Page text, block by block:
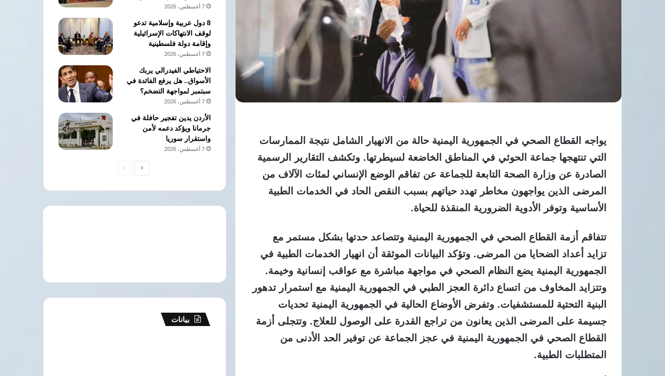
يواجه القطاع الصحي في الجمهورية اليمنية حالة من الانهيار الشامل نتيجة الممارسات
التي تنتهجها جماعة الحوثي في المناطق الخاضعة لسيطرتها. وتكشف التقارير الرسمية
الصادرة عن وزارة الصحة التابعة للجماعة عن تفاقم الوضع الإنساني لمئات الآلاف من
المرضى الذين يواجهون مخاطر تهدد حياتهم بسبب النقص الحاد في الخدمات الطبية
الأساسية وتوفر الأدوية الضرورية المنقذة للحياة.
تتفاقم أزمة القطاع الصحي في الجمهورية اليمنية وتتصاعد حدتها بشكل مستمر مع
تزايد أعداد الضحايا من المرضى. وتؤكد البيانات الموثقة أن انهيار الخدمات الطبية في
الجمهورية اليمنية يضع النظام الصحي في مواجهة مباشرة مع عواقب إنسانية وخيمة.
وتتزايد المخاوف من اتساع دائرة العجز الطبي في الجمهورية اليمنية مع استمرار تدهور
البنية التحتية للمستشفيات. وتفرض الأوضاع الحالية في الجمهورية اليمنية تحديات
جسيمة على المرضى الذين يعانون من تراجع القدرة على الوصول للعلاج. وتتجلى أزمة
القطاع الصحي في الجمهورية اليمنية في عجز الجماعة عن توفير الحد الأدنى من
المتطلبات الطبية.
7 أغسطس، 2026
8 دول عربية وإسلامية تدعو
لوقف الانتهاكات الإسرائيلية
وإقامة دولة فلسطينية
7 أغسطس، 2026
الاحتياطي الفيدرالي يربك
الأسواق.. هل يرفع الفائدة في
سبتمبر لمواجهة التضخم؟
7 أغسطس، 2026
الأردن يدين تفجير حافلة في
جرمانا ويؤكد دعمه لأمن
واستقرار سوريا
7 أغسطس، 2026
الصفحةالصفحة
بيانات